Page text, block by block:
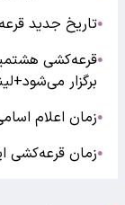
●تاریخ جدید
●قرعه‌کشی
برگزار
●زمان اعلام
●زمان قرعه‌کشی